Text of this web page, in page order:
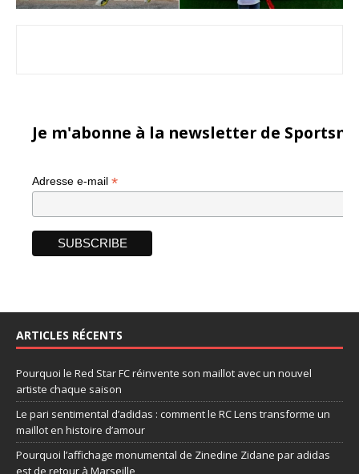
Je m'abonne à la newsletter de
Adresse e-mail *
ARTICLES RÉCENTS
Pourquoi le Red Star FC réinvente son maillot avec un nouvel
artiste chaque saison
Le pari sentimental d’adidas : comment le RC Lens transforme un
maillot en histoire d’amour
Pourquoi l’affichage monumental de Zinedine Zidane par adidas
est de retour à Marseille